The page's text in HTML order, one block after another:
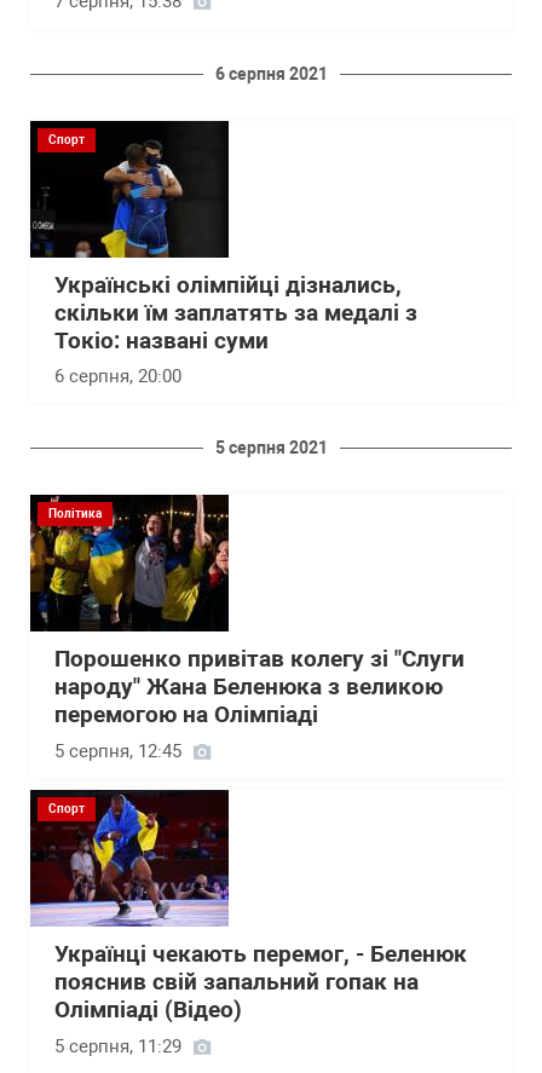
6 серпня 2021
Спорт
Українські олімпійці дізнались,
скільки їм заплатять за медалі з
Токіо: названі суми
6 серпня, 20:00
5 серпня 2021
Політика
Порошенко привітав колегу зі "Слуги
народу" Жана Беленюка з великою
перемогою на Олімпіаді
5 серпня, 12:45
Спорт
Українці чекають перемог, - Беленюк
пояснив свій запальний гопак на
Олімпіаді (Відео)
5 серпня, 11:29